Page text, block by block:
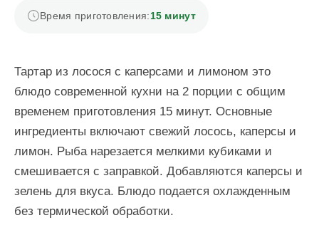
Время приготовления:15 минут
Тартар из лосося с каперсами и лимоном это
блюдо современной кухни на 2 порции с общим
временем приготовления 15 минут. Основные
ингредиенты включают свежий лосось, каперсы и
лимон. Рыба нарезается мелкими кубиками и
смешивается с заправкой. Добавляются каперсы и
зелень для вкуса. Блюдо подается охлажденным
без термической обработки.